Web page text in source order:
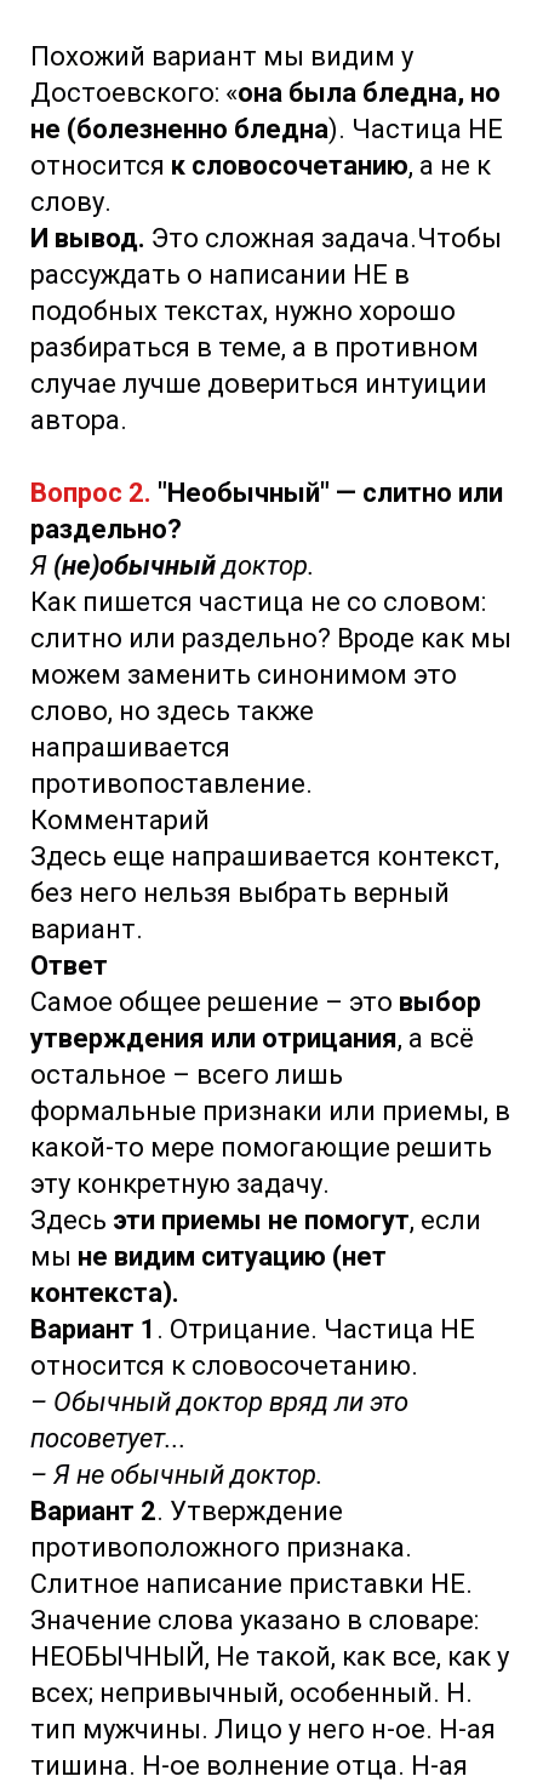
Похожий вариант мы видим у
Достоевского: «она была бледна, но
не (болезненно бледна). Частица НЕ
относится к словосочетанию, а не к
слову.
И вывод. Это сложная задача.Чтобы
рассуждать о написании НЕ в
подобных текстах, нужно хорошо
разбираться в теме, а в противном
случае лучше довериться интуиции
автора.
Вопрос 2. "Необычный" — слитно или
раздельно?
Я (не)обычныйдоктор.
Как пишется частица не со словом:
слитно или раздельно? Вроде как мы
можем заменить синонимом это
слово, но здесь также
напрашивается
противопоставление.
Комментарий
Здесь еще напрашивается контекст,
без него нельзя выбрать верный
вариант.
Ответ
Самое общее решение – это выбор
утверждения или отрицания, а всё
остальное – всего лишь
формальные признаки или приемы, в
какой-то мере помогающие решить
эту конкретную задачу.
Здесь эти приемы не помогут, если
мы не видим ситуацию (нет
контекста).
Вариант 1 . Отрицание. Частица НЕ
относится к словосочетанию.
– Обычный доктор вряд ли это
посоветует...
– Я не обычный доктор.
Вариант 2. Утверждение
противоположного признака.
Слитное написание приставки НЕ.
Значение слова указано в словаре:
НЕОБЫЧНЫЙ, Не такой, как все, как у
всех; непривычный, особенный. Н.
тип мужчины. Лицо у него н-ое. Н-ая
тишина. Н-ое волнение отца. Н-ая